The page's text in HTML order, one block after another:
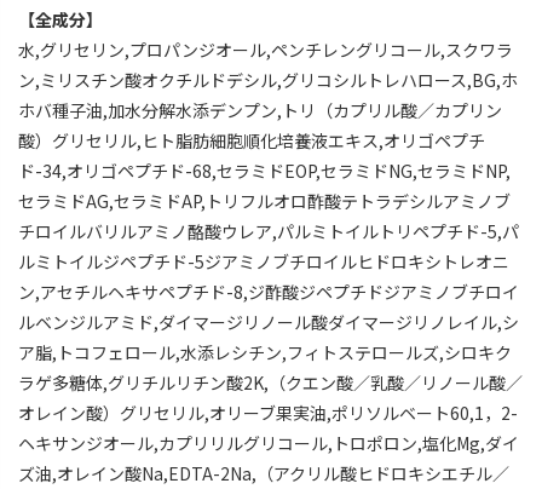
【全成分】
水,グリセリン,プロパンジオール,ペンチレングリコール,スクワラ
ン,ミリスチン酸オクチルドデシル,グリコシルトレハロース,BG,ホ
ホバ種子油,加水分解水添デンプン,トリ（カプリル酸／カプリン
酸）グリセリル,ヒト脂肪細胞順化培養液エキス,オリゴペプチ
ド-34,オリゴペプチド-68,セラミドEOP,セラミドNG,セラミドNP,
セラミドAG,セラミドAP,トリフルオロ酢酸テトラデシルアミノブ
チロイルバリルアミノ酪酸ウレア,パルミトイルトリペプチド-5,パ
ルミトイルジペプチド-5ジアミノブチロイルヒドロキシトレオニ
ン,アセチルヘキサペプチド-8,ジ酢酸ジペプチドジアミノブチロイ
ルベンジルアミド,ダイマージリノール酸ダイマージリノレイル,シ
ア脂,トコフェロール,水添レシチン,フィトステロールズ,シロキク
ラゲ多糖体,グリチルリチン酸2K,（クエン酸／乳酸／リノール酸／
オレイン酸）グリセリル,オリーブ果実油,ポリソルベート60,1，2-
ヘキサンジオール,カプリリルグリコール,トロポロン,塩化Mg,ダイ
ズ油,オレイン酸Na,EDTA-2Na,（アクリル酸ヒドロキシエチル／